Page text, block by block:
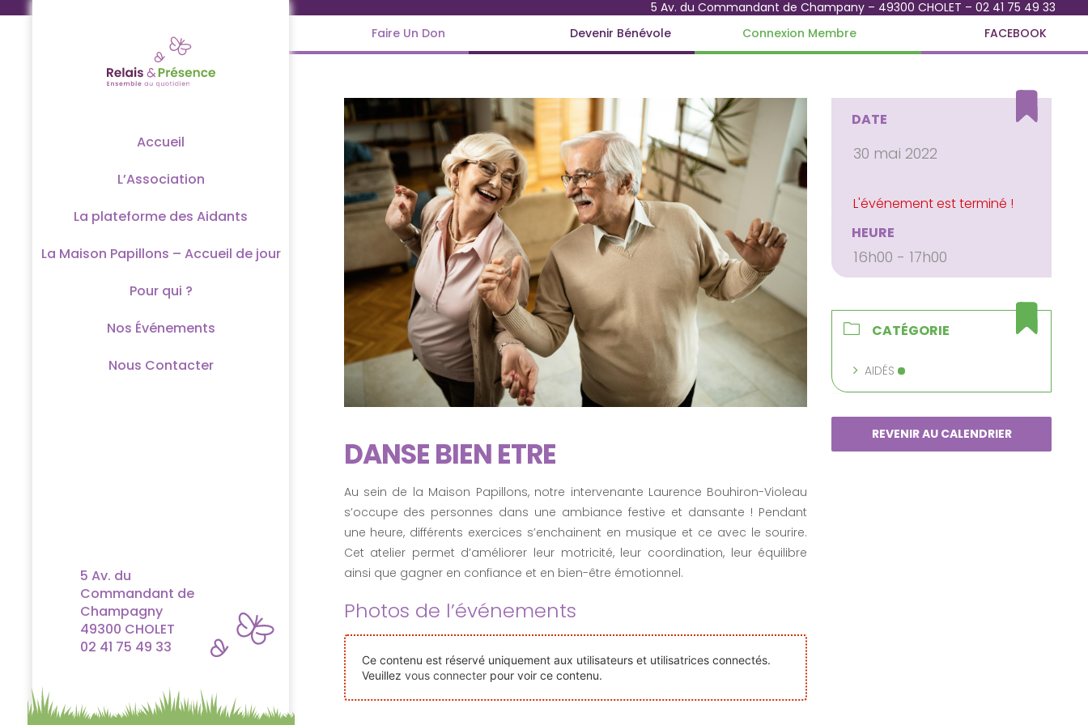
Passer
Accueil
L’Association
La plateforme des Aidants
La Maison Papillons – Accueil de jour
Pour qui ?
Nos Événements
Nous Contacter
5 Av. du
Commandant de
Champagny
49300 CHOLET
02 41 75 49 33
5 Av. du Commandant de Champany – 49300 CHOLET – 02 41 75 49 33
Faire Un Don
Devenir Bénévole Connexion Membre FACEBOOK
DANSE BIEN ETRE
Au sein de la Maison Papillons, notre intervenante Laurence Bouhiron-Violeau
s’occupe des personnes dans une ambiance festive et dansante ! Pendant
une heure, différents exercices s’enchainent en musique et ce avec le sourire.
Cet atelier permet d’améliorer leur motricité, leur coordination, leur équilibre
ainsi que gagner en confiance et en bien-être émotionnel.
Photos de l’événements
Ce contenu est réservé uniquement aux utilisateurs et utilisatrices connectés.
Veuillez vous connecterpour voir ce contenu.
DATE
30 mai 2022
HEURE
16h00 - 17h00
CATÉGORIE
AIDÉS
REVENIR AU CALENDRIER